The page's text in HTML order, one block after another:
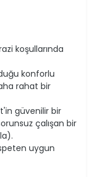
koşullarında
konforlu
rahat bir
güvenilir bir
çalışan bir
uygun